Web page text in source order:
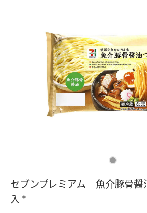
セブンプレミアム 魚介豚骨
入 *